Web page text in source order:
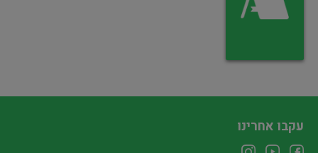
עקבו אחרינו